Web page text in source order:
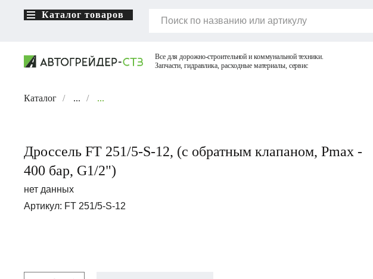
Каталог товаров
Каталог / ... / ...
Дроссель FT 251/5-S-12, (с обратным клапаном, Pmax -
400 бар, G1/2")
нет данных
Артикул: FT 251/5-S-12